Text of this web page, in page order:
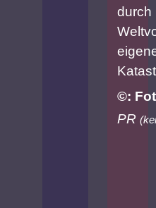
durch
©:
PR (